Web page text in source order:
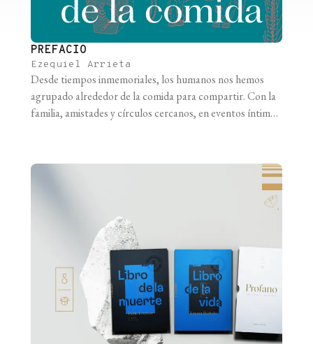
PREFACIO
Ezequiel Arrieta
Desde tiempos inmemoriales, los humanos nos hemos
agrupado alrededor de la comida para compartir. Con la
familia, amistades y círculos cercanos, en eventos íntimos
tradiciones que nos brindan identidad y sentimiento de